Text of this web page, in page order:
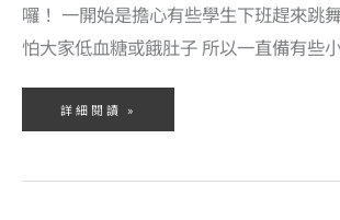
囉！ 一開始是擔心有些學生下班趕來跳
怕大家低血糖或餓肚子 所以一直備有些
詳細閱讀 »